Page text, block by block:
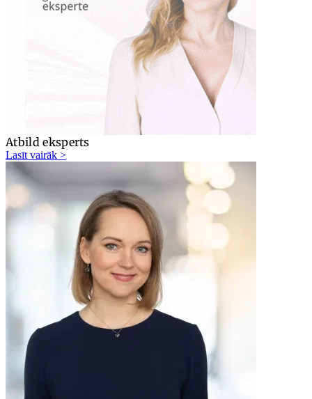
Atbild eksperts
Lasīt vairāk >